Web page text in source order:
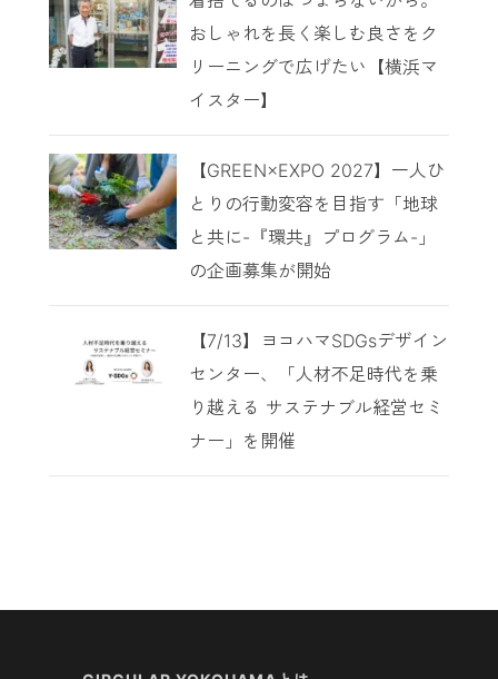
おしゃれを長く楽しむ良さをク
リーニングで広げたい【横浜マ
イスター】
【GREEN×EXPO 2027】一人ひ
とりの行動変容を目指す「地球
と共に-『環共』プログラム-」
の企画募集が開始
【7/13】ヨコハマSDGsデザイン
センター、「人材不足時代を乗
り越える サステナブル経営セミ
ナー」を開催